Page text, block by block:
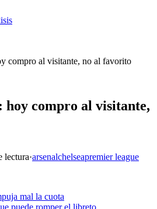
compro al visitante, no al favorito
hoy compro al visitante,
lectura·arsenalchelseapremier league
mal la cuota
puede romper el libreto